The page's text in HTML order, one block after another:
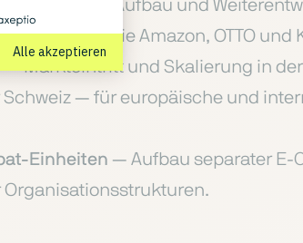
— Aufbau und
wie Amazon, OTTO und
— Markteintritt und Skalierung in der
— für europäische und
Einheiten — Aufbau separater E-